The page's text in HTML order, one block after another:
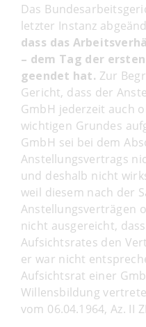
Das
letzter Instanz
dass das
– dem Tag der
geendet hat. Zur
Gericht, dass der
GmbH jederzeit auch
wichtigen Grundes
GmbH sei bei dem
Anstellungsvertrags
und deshalb nicht
weil diesem nach der
Anstellungsverträgen
nicht ausgereicht,
Aufsichtsrates den
er war nicht
Aufsichtsrat einer
Willensbildung
vom 06.04.1964, Az. II